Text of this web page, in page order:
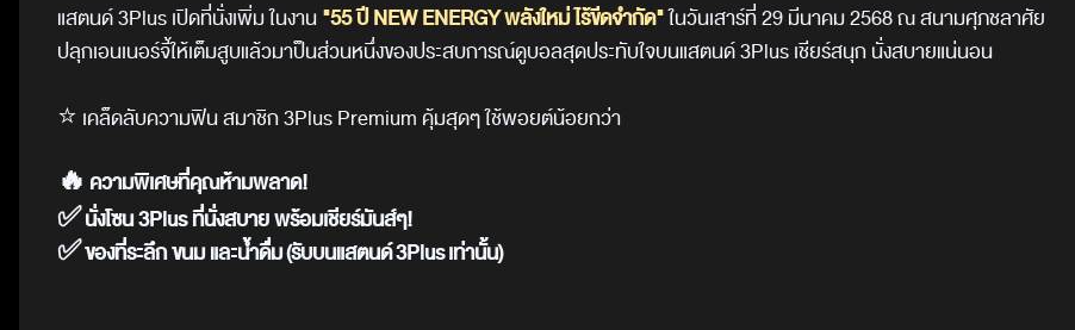
แสตนด์3Plusเปิดที่นั่งเพิ่มในงาน"55 ปีNEW ENERGYพลังใหม่ ไร้ขีดจำกัด"ในวันเสาร์ที่ 29 มีนาคม 2568 ณ สนามศุภชลาศัย
ปลุกเอนเนอร์จี้ให้เต็มสูบแล้วมาป็นส่วนหนึ่งของประสบการณ์ดูบอลสุดประทับใจบนแสตนด์ 3Plusเชียร์สนุก นั่งสบายแน่นอน
⭐️ เคล็ดลับความฟิน สมาชิก3Plus Premium คุ้มสุดๆใช้พอยต์น้อยกว่า
🔥 ความพิเศษที่คุณห้ามพลาด!
✅นั่งโซน 3Plus ที่นั่งสบาย พร้อมเชียร์มันส์ๆ!
✅ของที่ระลึก ขนม และน้ำดื่ม(รับบนแสตนด์3Plusเท่านั้น)